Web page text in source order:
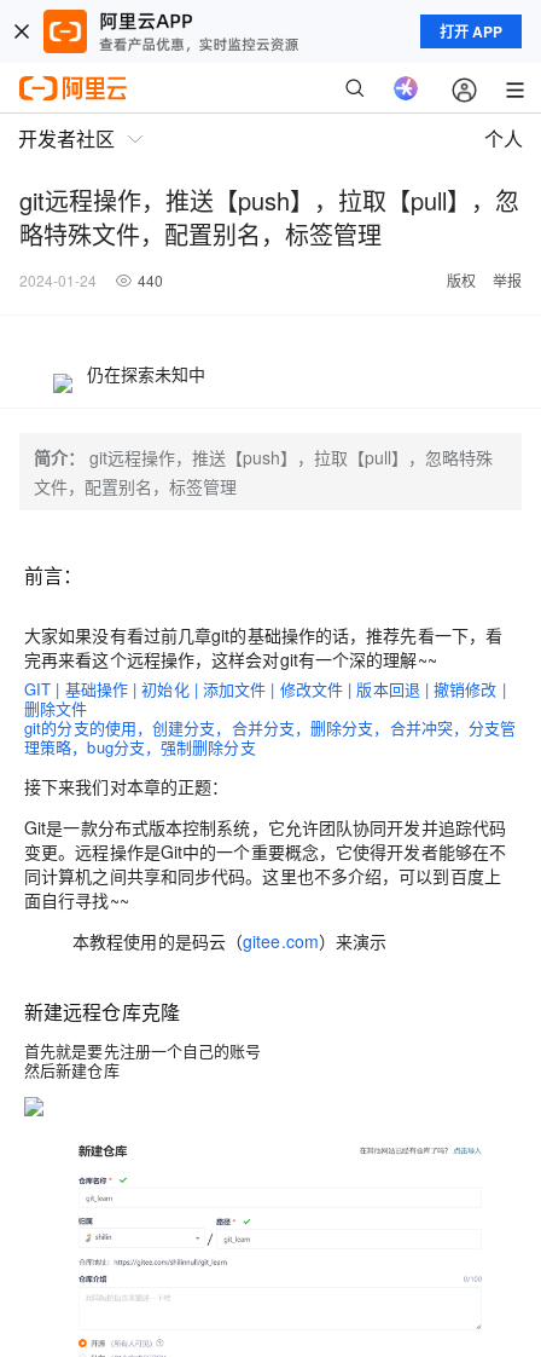
打开 APP
开发者社区 个人
git远程操作，推送【push】，拉取【pull】，忽
略特殊文件，配置别名，标签管理
2024-01-24 440 版权 举报
仍在探索未知中
简介：
git远程操作，推送【push】，拉取【pull】，忽略特殊
文件，配置别名，标签管理
前言：
大家如果没有看过前几章git的基础操作的话，推荐先看一下，看
完再来看这个远程操作，这样会对git有一个深的理解~~
GIT | 基础操作 | 初始化 | 添加文件 | 修改文件 | 版本回退 | 撤销修改 |
删除文件
git的分支的使用，创建分支，合并分支，删除分支，合并冲突，分支管
理策略，bug分支，强制删除分支
接下来我们对本章的正题：
Git是一款分布式版本控制系统，它允许团队协同开发并追踪代码
变更。远程操作是Git中的一个重要概念，它使得开发者能够在不
同计算机之间共享和同步代码。这里也不多介绍，可以到百度上
面自行寻找~~
本教程使用的是码云（gitee.com）来演示
新建远程仓库克隆
首先就是要先注册一个自己的账号
然后新建仓库